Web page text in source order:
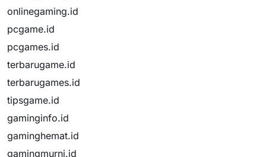
onlinegaming.id
pcgame.id
pcgames.id
terbarugame.id
terbarugames.id
tipsgame.id
gaminginfo.id
gaminghemat.id
gamingmurni.id